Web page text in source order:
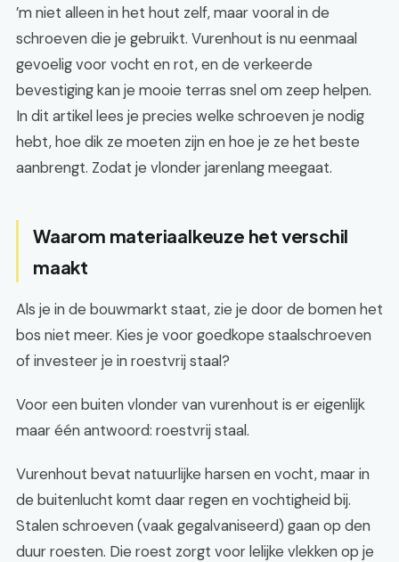
’m niet alleen in het hout zelf, maar vooral in de
schroeven die je gebruikt. Vurenhout is nu eenmaal
gevoelig voor vocht en rot, en de verkeerde
bevestiging kan je mooie terras snel om zeep helpen.
In dit artikel lees je precies welke schroeven je nodig
hebt, hoe dik ze moeten zijn en hoe je ze het beste
aanbrengt. Zodat je vlonder jarenlang meegaat.
Waarom materiaalkeuze het verschil
maakt
Als je in de bouwmarkt staat, zie je door de bomen het
bos niet meer. Kies je voor goedkope staalschroeven
of investeer je in roestvrij staal?
Voor een buiten vlonder van vurenhout is er eigenlijk
maar één antwoord: roestvrij staal.
Vurenhout bevat natuurlijke harsen en vocht, maar in
de buitenlucht komt daar regen en vochtigheid bij.
Stalen schroeven (vaak gegalvaniseerd) gaan op den
duur roesten. Die roest zorgt voor lelijke vlekken op je